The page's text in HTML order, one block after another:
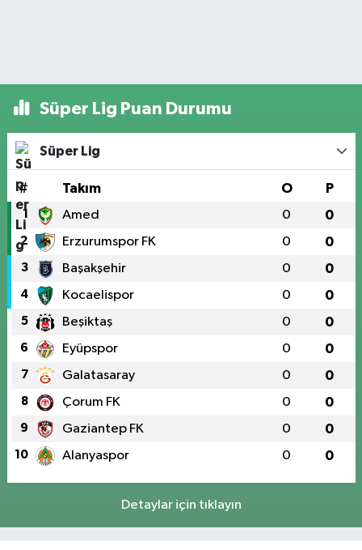
Süper Lig Puan Durumu
Süper Lig
# Takım O P
1 Amed 0 0
2 Erzurumspor FK 0 0
3 Başakşehir 0 0
4 Kocaelispor 0 0
5 Beşiktaş 0 0
6 Eyüpspor 0 0
7 Galatasaray 0 0
8 Çorum FK 0 0
9 Gaziantep FK 0 0
10 Alanyaspor 0 0
Detaylar için tıklayın